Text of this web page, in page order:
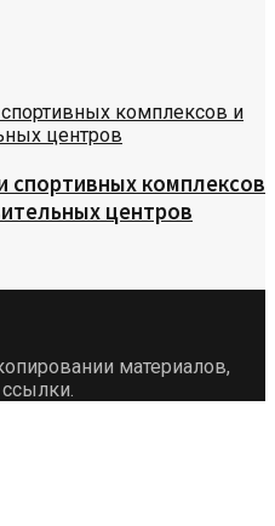
спортивных комплексов
центров
материалов,
ссылки.